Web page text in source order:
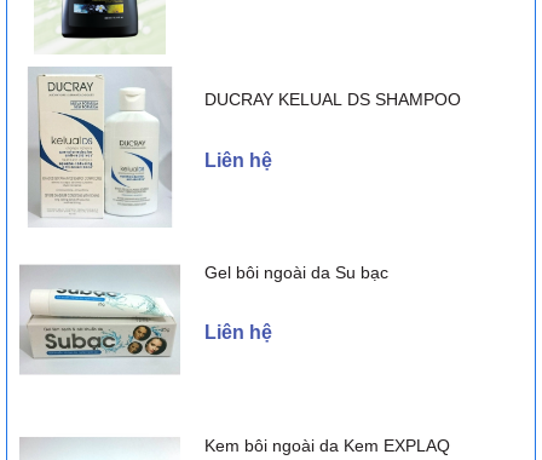
Thần kinh: Buồn ngủ (1,3 - 2,2%), mệt mỏi, đau đầu, mất ngủ,
chóng mặt.
Tiêu hóa: Buồn nôn, khó tiêu.
Khác: Dễ bị nhiễm siêu vi (cảm, cúm), đau bụng kinh, dễ bị nhiễm
khuẩn hô hấp trên, ngứa họng, ho, sốt, viêm tai giữa, viêm
Ít gặp (>1/1.000, <1/100):
Thần kinh: Sợ hãi, rối loạn giấc ngủ, ác mộng.
DUCRAY KELUAL DS SHAMPOO
Liên hệ
Gel bôi ngoài da Su bạc
Liên hệ
Kem bôi ngoài da Kem EXPLAQ